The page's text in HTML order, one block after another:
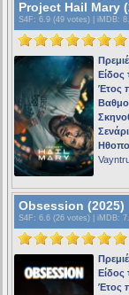
Project Hail Mary
S4F : 6.9 (49 votes) | iMDB:
Είδος
Έτος
Obsession (2025)
S4F : 6.6 (26 votes) | iMDB:
Είδος
Έτος